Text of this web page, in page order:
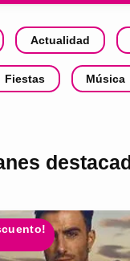
Actualidad
Fiestas Música